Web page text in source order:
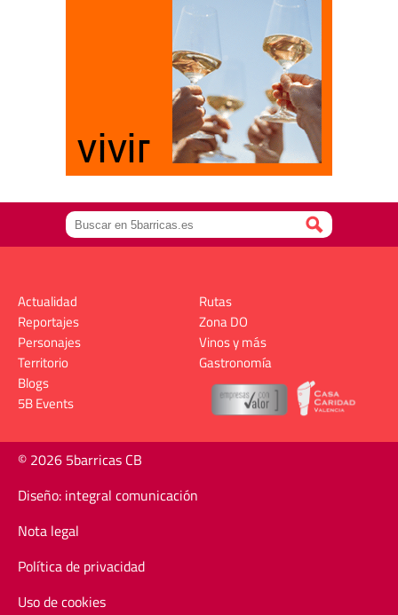
Actualidad
Reportajes
Personajes
Territorio
Rutas
Zona DO
Vinos y más
Gastronomía
Blogs
5B Events
© 2026 5barricas CB
Diseño: integral comunicación
Nota legal
Política de privacidad
Uso de cookies